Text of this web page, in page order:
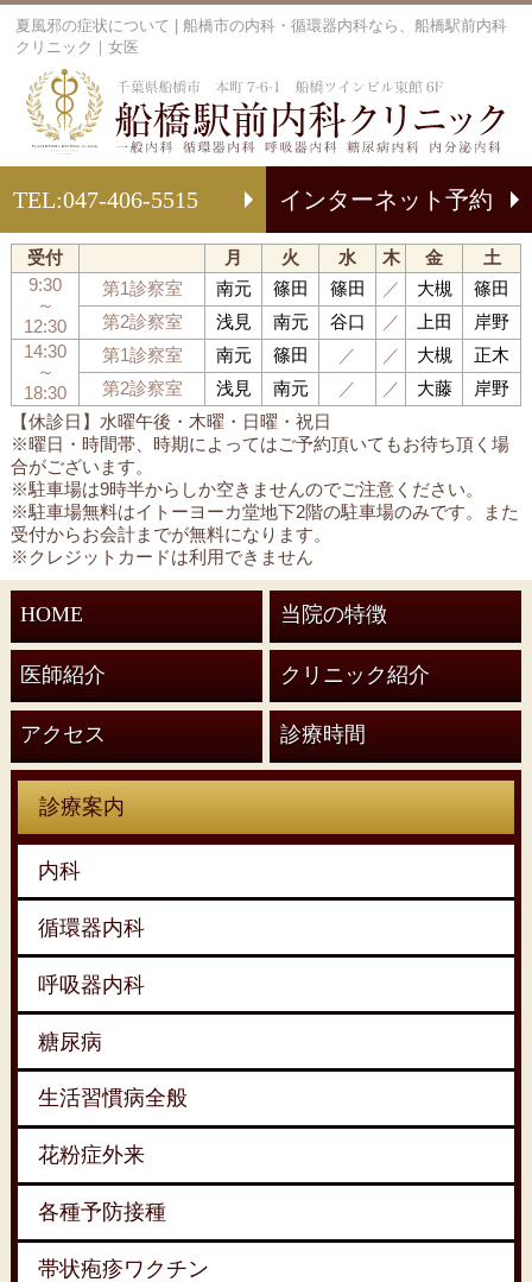
夏風邪の症状について | 船橋市の内科・循環器内科なら、船橋駅前内科
クリニック｜女医
TEL:047-406-5515 インターネット予約
【休診日】水曜午後・木曜・日曜・祝日
※曜日・時間帯、時期によってはご予約頂いてもお待ち頂く場
合がございます。
※駐車場は9時半からしか空きませんのでご注意ください。
※駐車場無料はイトーヨーカ堂地下2階の駐車場のみです。また
受付からお会計までが無料になります。
※クレジットカードは利用できません
受付 月 火 水 木 金
土
9:30
～
12:30
第1診察室 南元 篠田 篠田 ／ 大槻
篠田
第2診察室
浅見 南元 谷口 ／ 上田
岸野
14:30
～
18:30
第1診察室 南元 篠田 ／ ／ 大槻
正木
第2診察室
浅見 南元 ／ ／ 大藤 岸野
HOME 当院の特徴
医師紹介 クリニック紹介
アクセス 診療時間
診療案内
内科
循環器内科
呼吸器内科
糖尿病
生活習慣病全般
花粉症外来
各種予防接種
帯状疱疹ワクチン